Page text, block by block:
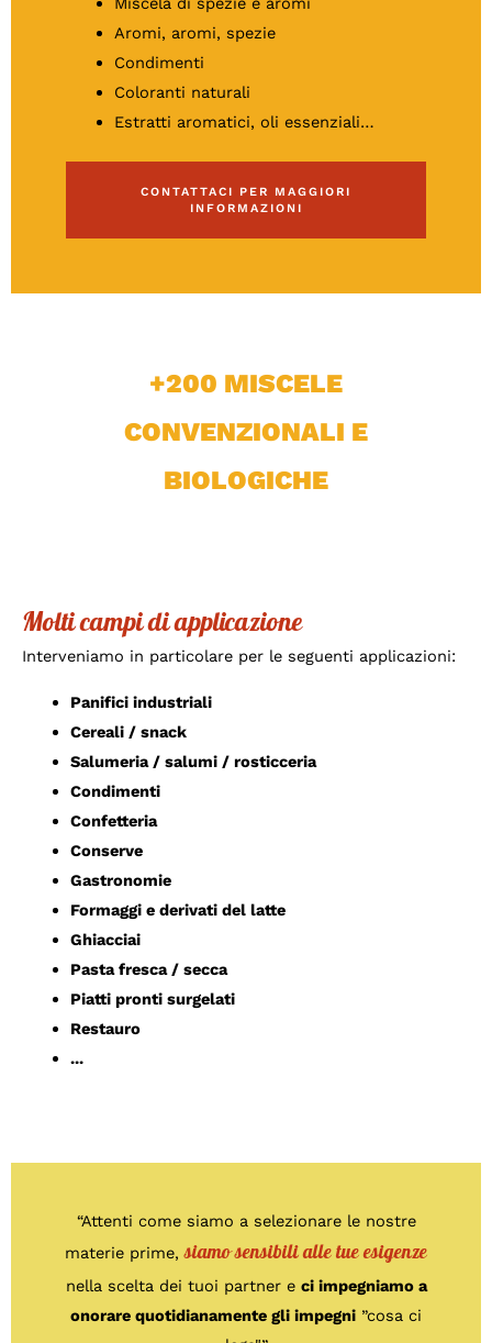
Aromi, aromi, spezie
Condimenti
Coloranti naturali
Estratti aromatici, oli essenziali…
CONTATTACI PER MAGGIORI
INFORMAZIONI
+200 MISCELE
CONVENZIONALI E
BIOLOGICHE
Molti campi di applicazione
Interveniamo in particolare per le seguenti applicazioni:
Panifici industriali
Cereali / snack
Salumeria / salumi / rosticceria
Condimenti
Confetteria
Conserve
Gastronomie
Formaggi e derivati del latte
Ghiacciai
Pasta fresca / secca
Piatti pronti surgelati
Restauro
...
“Attenti come siamo a selezionare le nostre
materie prime,siamo sensibili alle tue esigenze
nella scelta dei tuoi partner e ci impegniamo a
onorare quotidianamente gli impegni ”cosa ci